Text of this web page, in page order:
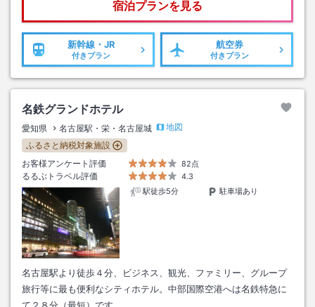
宿泊プランを見る
新幹線・JR
付きプラン
航空券
付きプラン
名鉄グランドホテル
愛知県 名古屋駅・栄・名古屋城
地図
ふるさと納税対象施設
お客様アンケート評価
82点
るるぶトラベル評価
4.3
駅徒歩5分
駐車場あり
名古屋駅より徒歩４分、ビジネス、観光、ファミリー、グループ
旅行等に最も便利なシティホテル。中部国際空港へは名鉄特急に